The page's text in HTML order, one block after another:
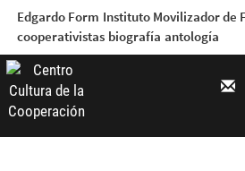
Edgardo Form Instituto Movilizador de
cooperativistas biografía antología